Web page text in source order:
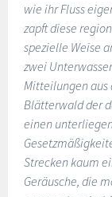
wie ihr Fluss
zapft diese
spezielle Weise
zwei
Mitteilungen aus
Blätterwald der
einen
Strecken kaum
Geräusche, die